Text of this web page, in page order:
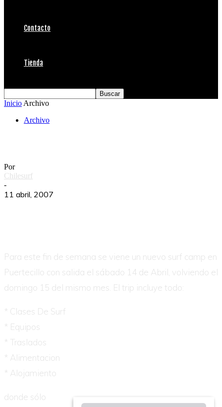
Contacto
Tienda
Inicio Archivo
Archivo
Por
Chilesurf
-
11 abril, 2007
Para este fin de semana se viene un nuevo surf camp en
Puertecillo con salida el sábado 14 de Abril, volviendo el
domingo 15 del mismo mes. El trip incluye todo:
* Clases De Surf
* Equipos
* Traslados
* Alimentacion
* Alojamiento
donde sólo